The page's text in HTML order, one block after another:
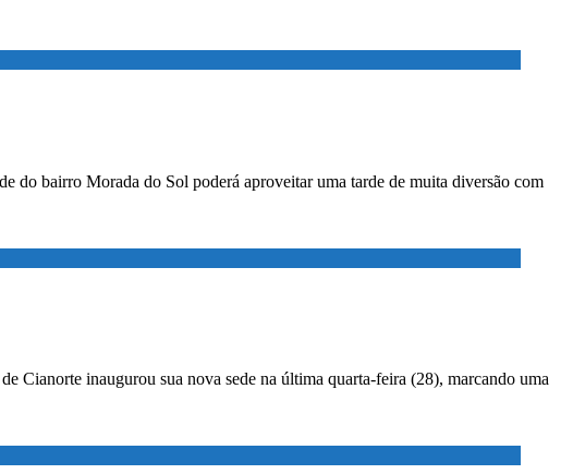
do bairro Morada do Sol poderá aproveitar uma tarde de muita diversão com
Cianorte inaugurou sua nova sede na última quarta-feira (28), marcando uma